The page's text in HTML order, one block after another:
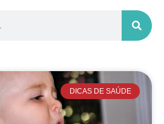
DICAS DE SAÚDE